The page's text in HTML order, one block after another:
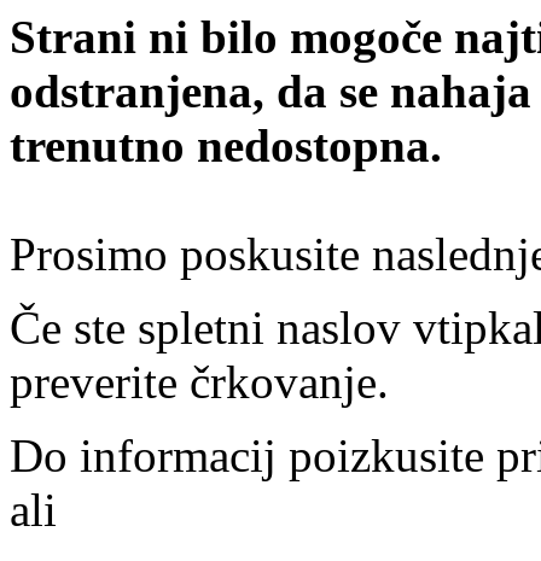
Strani ni bilo mogoče
odstranjena, da se
trenutno nedostopna.
Prosimo poskusite
Če ste spletni naslov
preverite črkovanje.
Do informacij poizkusite
ali